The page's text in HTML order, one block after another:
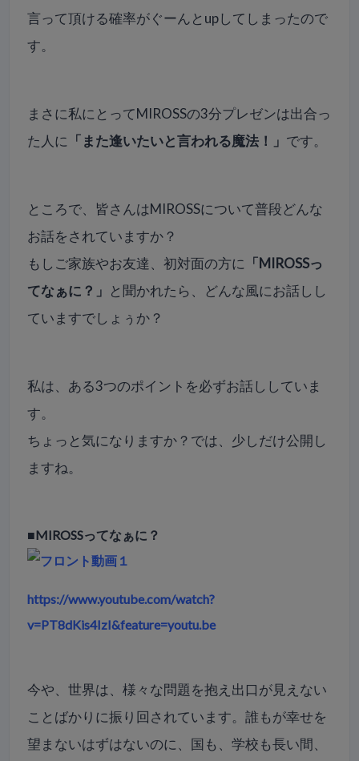
言って頂ける確率がぐーんとupしてしまったので
す。
まさに私にとってMIROSSの3分プレゼンは出合っ
た人に 「また逢いたいと言われる魔法！」 です。
ところで、
皆さんはMIROSSについて普段どんな
お話をされていますか？
もしご家族やお友達、初対面の方に 「MIROSSっ
てなぁに？」 と聞かれたら、どんな風にお話しし
ていますでしょぅか？
私は、ある3つのポイントを必ずお話ししていま
す。
ちょっと気になりますか？では、少しだけ公開し
ますね。
■MIROSSってなぁに？
https://www.youtube.com/watch?
v=PT8dKis4IzI&feature=youtu.be
今や、世界は、 様々な問題を抱え出口が見えない
ことばかりに振り回されています。誰もが幸せを
望まないはずはないのに、国も、学校も長い間、